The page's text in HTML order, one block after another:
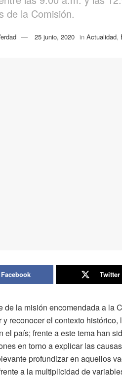
de la Comisión.
25 junio, 2020 in Actualidad,
Facebook Twitter
de la misión encomendada a la
y reconocer el contexto
el país; frente a este tema han
en torno a explicar las
profundizar en aquellos
a la multiplicidad de